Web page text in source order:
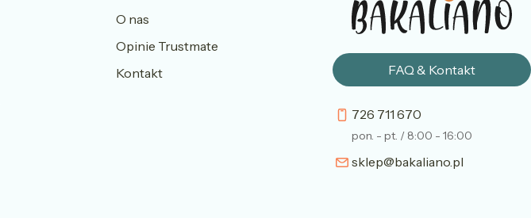
O nas
Opinie Trustmate
Kontakt
FAQ & Kontakt
726 711 670
pon. - pt. / 8:00 - 16:00
sklep@bakaliano.pl